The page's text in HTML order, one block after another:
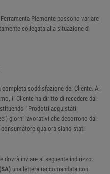
Piemonte possono variare
collegata alla situazione di
completa soddisfazione del Cliente. Ai
il Cliente ha diritto di recedere dal
i Prodotti acquistati
giorni lavorativi che decorrono dal
qualora siano stati
dovrà inviare al seguente indirizzo:
una lettera raccomandata con